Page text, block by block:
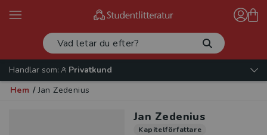
Handlar som:
Privatkund
Hem / Jan Zedenius
Jan Zedenius
Kapitelförfattare